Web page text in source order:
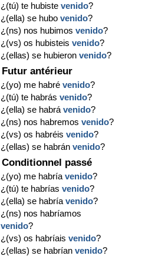
¿(tú) te hubistevenido?
¿(ella) se hubovenido?
¿(ns) nos hubimosvenido?
¿(vs) os hubisteisvenido?
¿(ellas) se hubieronvenido?
Futur antérieur
¿(yo) me habrévenido?
¿(tú) te habrásvenido?
¿(ella) se habrávenido?
¿(ns) nos habremosvenido?
¿(vs) os habréisvenido?
¿(ellas) se habránvenido?
Conditionnel passé
¿(yo) me habríavenido?
¿(tú) te habríasvenido?
¿(ella) se habríavenido?
¿(ns) nos habríamos
venido?
¿(vs) os habríaisvenido?
¿(ellas) se habríanvenido?